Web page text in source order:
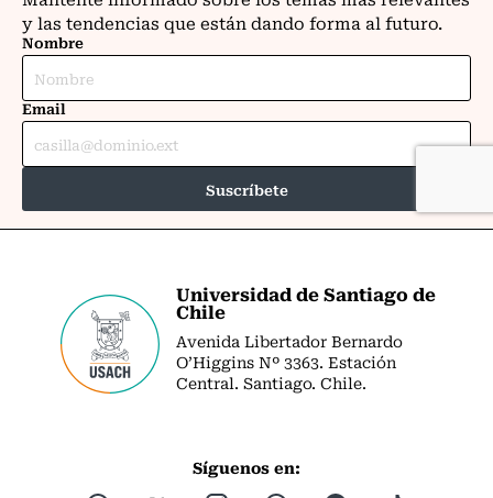
Universidad de Santiago de
Chile
Avenida Libertador Bernardo
O’Higgins Nº 3363. Estación
Central. Santiago. Chile.
Síguenos en: